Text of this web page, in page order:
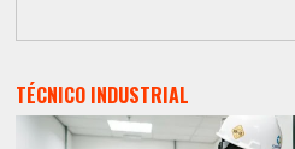
TÉCNICO INDUSTRIAL